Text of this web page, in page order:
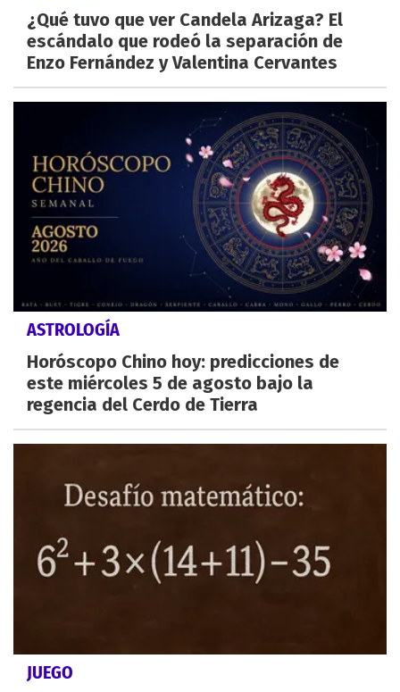
¿Qué tuvo que ver Candela Arizaga? El
escándalo que rodeó la separación de
Enzo Fernández y Valentina Cervantes
ASTROLOGÍA
Horóscopo Chino hoy: predicciones de
este miércoles 5 de agosto bajo la
regencia del Cerdo de Tierra
JUEGO